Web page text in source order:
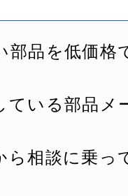
品を低価格
いる部品メ
相談に乗っ